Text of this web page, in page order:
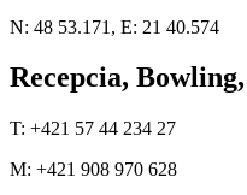
N: 48 53.171, E: 21 40.574
Recepcia,
T: +421 57 44 234 27
M: +421 908 970 628